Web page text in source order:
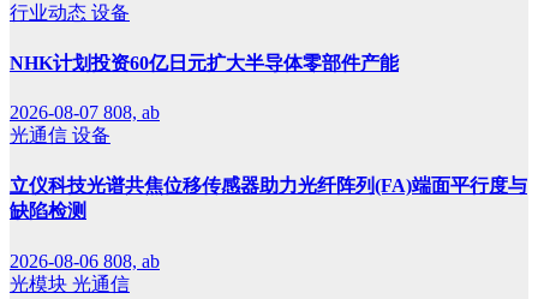
行业动态 设备
NHK计划投资60亿日元扩大半导体零部件产能
2026-08-07 808, ab
光通信 设备
立仪科技光谱共焦位移传感器助力光纤阵列(FA)端面平行度与
缺陷检测
2026-08-06 808, ab
光模块 光通信